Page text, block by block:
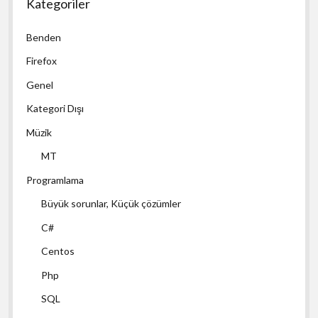
Kategoriler
Benden
Firefox
Genel
Kategori Dışı
Müzik
MT
Programlama
Büyük sorunlar, Küçük çözümler
C#
Centos
Php
SQL